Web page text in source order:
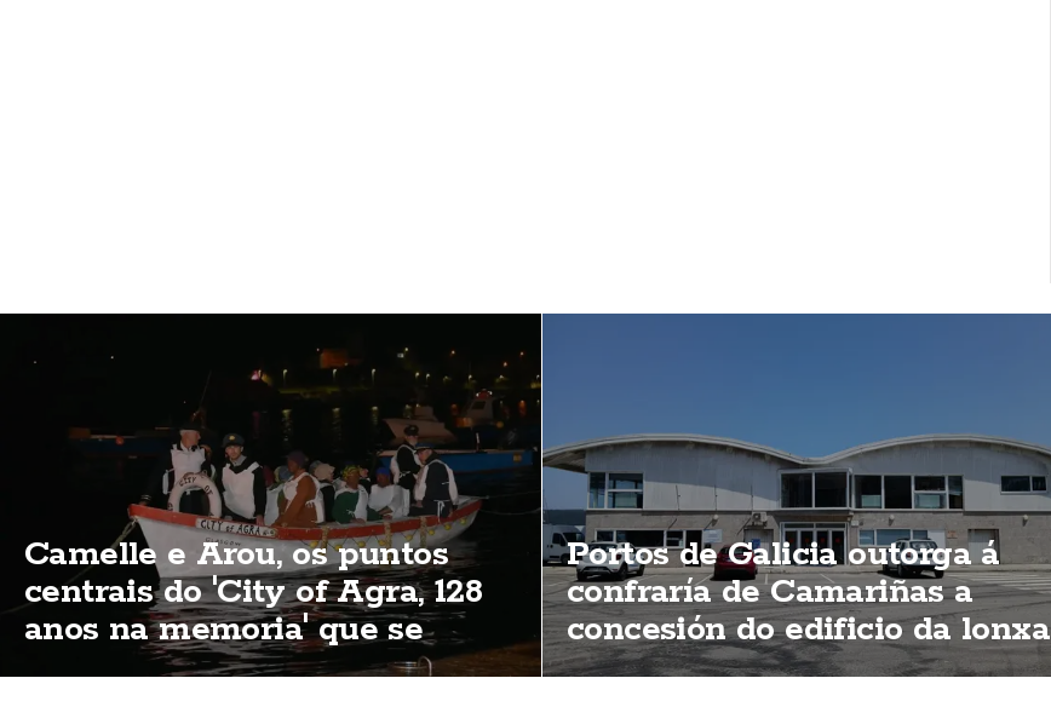
Camelle e Arou, os puntos
centrais do 'City of Agra, 128
anos na memoria' que se
celebra esta fin de semana
Portos de Galicia outorga á
confraría de Camariñas a
concesión do edificio da lonxa